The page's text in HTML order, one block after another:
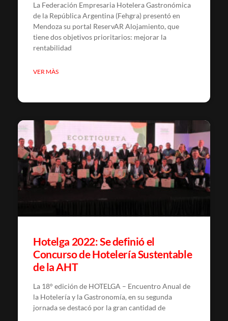
La Federación Empresaria Hotelera Gastronómica
de la República Argentina (Fehgra) presentó en
Mendoza su portal ReservAR Alojamiento, que
tiene dos objetivos prioritarios: mejorar la
rentabilidad
VER MÀS
Hotelga 2022: Se definió el
Concurso de Hotelería Sustentable
de la AHT
La 18° edición de HOTELGA – Encuentro Anual de
la Hotelería y la Gastronomía, en su segunda
jornada se destacó por la gran cantidad de